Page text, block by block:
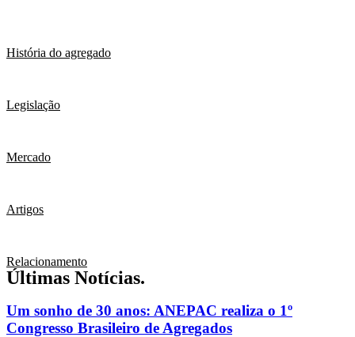
História do agregado
Legislação
Mercado
Artigos
Relacionamento
Últimas Notícias.
Um sonho de 30 anos: ANEPAC realiza o 1º
Congresso Brasileiro de Agregados